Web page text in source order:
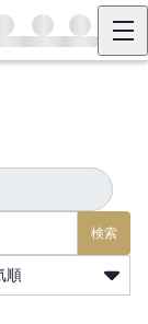
検索
順